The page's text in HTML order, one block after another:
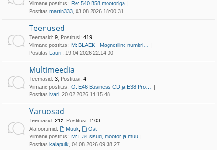
Viimane postitus: Re: 540 B58 mootoriga
Postitas martin333 , 03.08.2026 18:00 31
Teenused
Teemasid: 9 Postitusi: 419
Viimane postitus: M: BLAEK - Magnetiline numbri…
Postitas Lauri. , 19.04.2026 22:14 00
Multimeedia
Teemasid: 3 Postitusi: 4
Viimane postitus: O: E46 Business CD ja E38 Pro…
Postitas ivari , 20.02.2026 14:15 48
Varuosad
Teemasid: 212 Postitusi: 1103
Alafoorumid:
Müük
Ost
Viimane postitus: M: E34 sisud, mootor ja muu
Postitas kalapulk , 04.08.2026 09:38 27